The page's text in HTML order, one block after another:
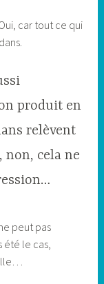
car tout ce qui
produit en
relèvent
non, cela ne
peut pas
été le cas,